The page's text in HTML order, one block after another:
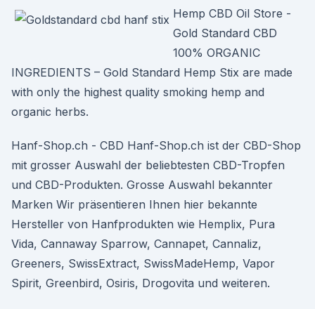
Hemp CBD Oil Store -
Gold Standard CBD
100% ORGANIC
INGREDIENTS – Gold Standard Hemp Stix are made
with only the highest quality smoking hemp and
organic herbs.
Hanf-Shop.ch - CBD Hanf-Shop.ch ist der CBD-Shop
mit grosser Auswahl der beliebtesten CBD-Tropfen
und CBD-Produkten. Grosse Auswahl bekannter
Marken Wir präsentieren Ihnen hier bekannte
Hersteller von Hanfprodukten wie Hemplix, Pura
Vida, Cannaway Sparrow, Cannapet, Cannaliz,
Greeners, SwissExtract, SwissMadeHemp, Vapor
Spirit, Greenbird, Osiris, Drogovita und weiteren.